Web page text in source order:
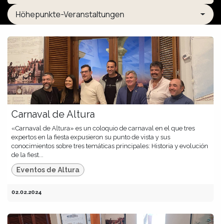
Höhepunkte-Veranstaltungen
Carnaval de Altura
«Carnaval de Altura» es un coloquio de carnaval en el que tres
expertos en la fiesta expusieron su punto de vista y sus
conocimientos sobre tres temáticas principales: Historia y evolución
de la fiest...
Eventos de Altura
02.02.2024